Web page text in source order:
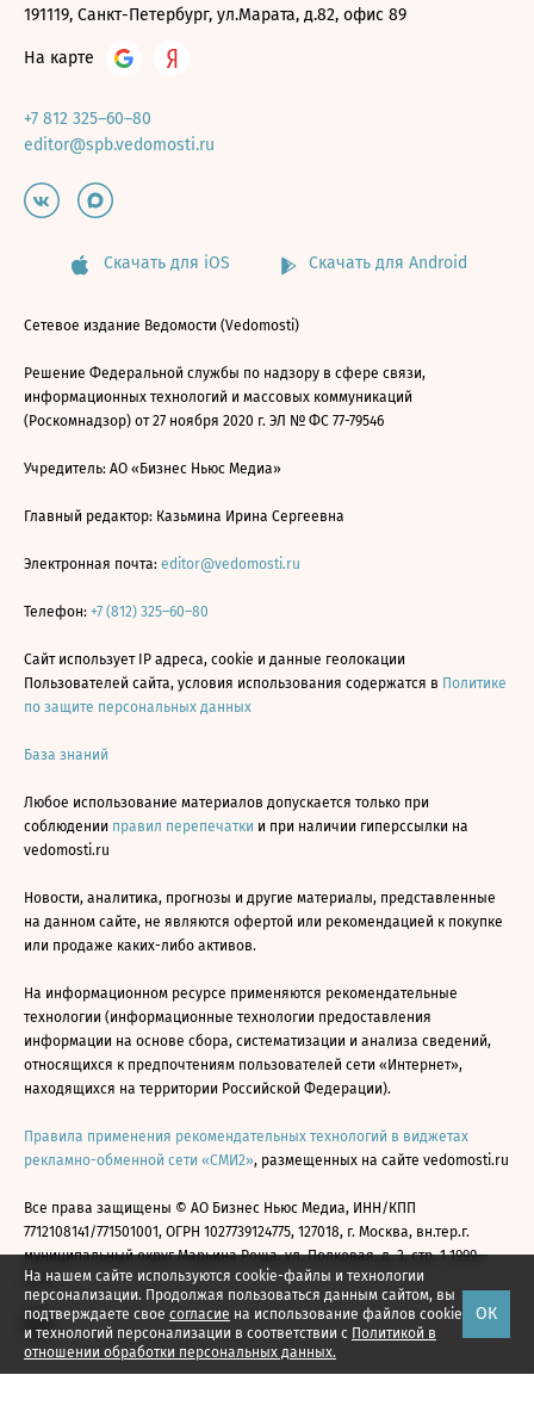
На нашем сайте используются cookie-файлы и технологии
персонализации. Продолжая пользоваться данным сайтом, вы
подтверждаете свое согласие на использование файлов cookie
и технологий персонализации в соответствии с Политикой в
отношении обработки персональных данных.
ОК
191119, Санкт-Петербург, ул.Марата, д.82, офис 89
На карте
+7 812 325–60–80
editor@spb.vedomosti.ru
Скачать для iOS Скачать для Android
Сетевое издание Ведомости (Vedomosti)
Решение Федеральной службы по надзору в сфере связи,
информационных технологий и массовых коммуникаций
(Роскомнадзор) от 27 ноября 2020 г. ЭЛ № ФС 77-79546
Учредитель: АО «Бизнес Ньюс Медиа»
Главный редактор: Казьмина Ирина Сергеевна
Электронная почта: editor@vedomosti.ru
Телефон: +7 (812) 325–60–80
Сайт использует IP адреса, cookie и данные геолокации
Пользователей сайта, условия использования содержатся в Политике
по защите персональных данных
База знаний
Любое использование материалов допускается только при
соблюдении правил перепечатки и при наличии гиперссылки на
vedomosti.ru
Новости, аналитика, прогнозы и другие материалы, представленные
на данном сайте, не являются офертой или рекомендацией к покупке
или продаже каких-либо активов.
На информационном ресурсе применяются рекомендательные
технологии (информационные технологии предоставления
информации на основе сбора, систематизации и анализа сведений,
относящихся к предпочтениям пользователей сети «Интернет»,
находящихся на территории Российской Федерации).
Правила применения рекомендательных технологий в виджетах
рекламно-обменной сети «СМИ2», размещенных на сайте vedomosti.ru
Все права защищены © АО Бизнес Ньюс Медиа, ИНН/КПП
7712108141/771501001, ОГРН 1027739124775, 127018, г. Москва, вн.тер.г.
муниципальный округ Марьина Роща, ул. Полковая, д. 3, стр. 1 1999—
2026